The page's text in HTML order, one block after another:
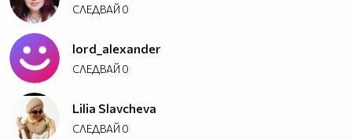
СЛЕДВАЙ 0
lord_alexander
СЛЕДВАЙ 0
Lilia Slavcheva
СЛЕДВАЙ 0